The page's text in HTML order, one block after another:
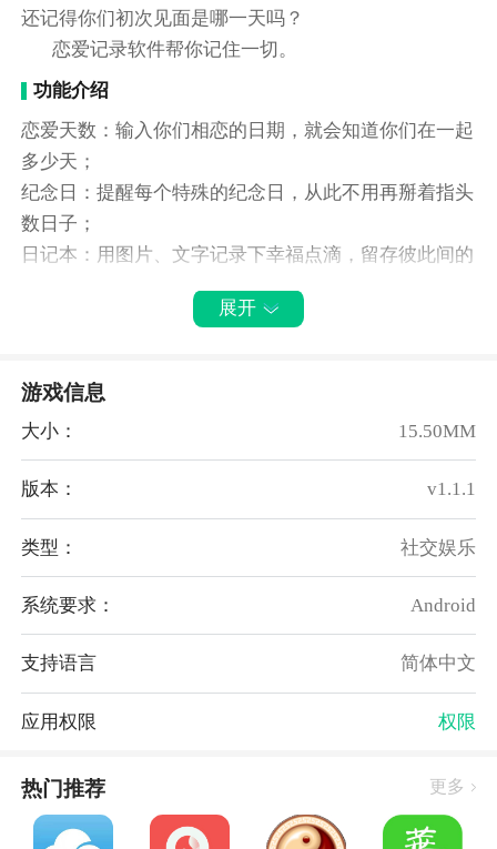
还记得你们初次见面是哪一天吗？
恋爱记录软件帮你记住一切。
功能介绍
恋爱天数：输入你们相恋的日期，就会知道你们在一起
多少天；
纪念日：提醒每个特殊的纪念日，从此不用再掰着指头
数日子；
日记本：用图片、文字记录下幸福点滴，留存彼此间的
记事本：下恋爱中琐碎的小事，给生活增添更多惊喜。
软件特色
发送距离，显示彼此的距离；
小 姨 妈，第一时间知道女友来那个了；
免费通话，WIFI/3G下可全球免费通话；
情侣爱宠，与你的TA一起来养宠物；
远程闹钟，让TA一键叫你起床；
私聊天，记录爱的点滴，只有情侣彼此能看到；
私密相册，独有相片加密技术；
纪 念 日，再也不会忘记各种属于你们的日子啦；
情侣社区，与其他情侣交流分享；
反馈”提交，享受尊贵待遇。
展开
游戏信息
大小： 15.50MM
版本： v1.1.1
类型： 社交娱乐
系统要求： Android
支持语言 简体中文
应用权限 权限
热门推荐 更多